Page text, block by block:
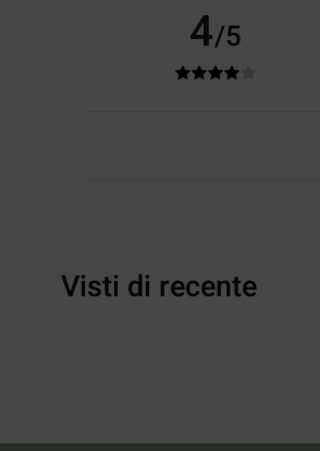
4/5
Visti di recente